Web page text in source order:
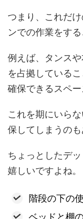
つまり、これだ
ンでの作業をする
例えば、タンス
を占拠している
確保できるスペー
これを期にいら
保してしまうのも
ちょっとしたデ
嬉しいですよね。
階段の下の
ベッドと棚